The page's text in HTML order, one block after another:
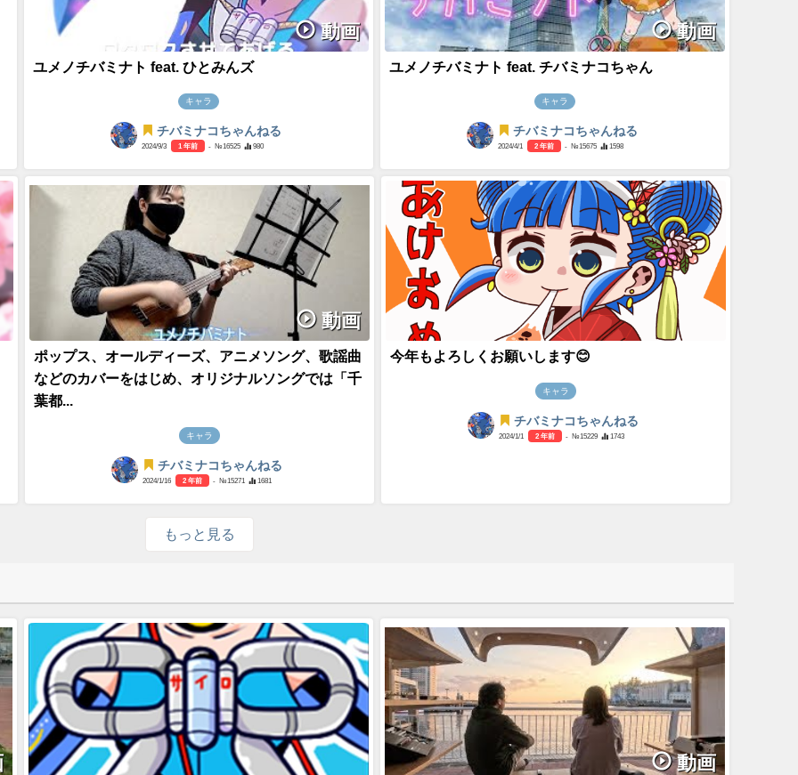
動画
ユメノチバミナト feat. ひとみんズ
キャラ
チバミナコちゃんねる
2024/9/3 1 年前 - №16525 980
動画
ユメノチバミナト feat. チバミナコちゃん
キャラ
チバミナコちゃんねる
2024/4/1 2 年前 - №15675 1598
動画
ポップス、オールディーズ、アニメソング、歌謡曲
などのカバーをはじめ、オリジナルソングでは「千
葉都...
キャラ
チバミナコちゃんねる
2024/1/16 2 年前 - №15271 1681
今年もよろしくお願いします😊
キャラ
チバミナコちゃんねる
2024/1/1 2 年前 - №15229 1743
もっと見る
動画